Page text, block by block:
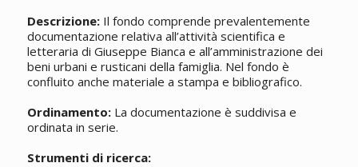
Descrizione:Il fondo comprende prevalentemente
documentazione relativa all’attività scientifica e
letteraria di Giuseppe Bianca e all’amministrazione dei
beni urbani e rusticani della famiglia. Nel fondo è
confluito anche materiale a stampa e bibliografico.
Ordinamento:La documentazione è suddivisa e
ordinata in serie.
Strumenti di ricerca: